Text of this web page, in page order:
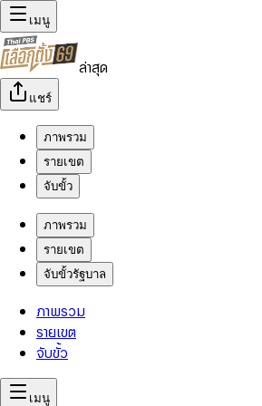
เมนู
ล่าสุด
แชร์
ภาพรวม
รายเขต
จับขั้ว
ภาพรวม
รายเขต
จับขั้วรัฐบาล
ภาพรวม
รายเขต
จับขั้ว
เมนู